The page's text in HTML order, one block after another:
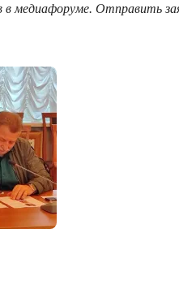
в медиафоруме. Отправить